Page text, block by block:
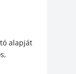
alapját